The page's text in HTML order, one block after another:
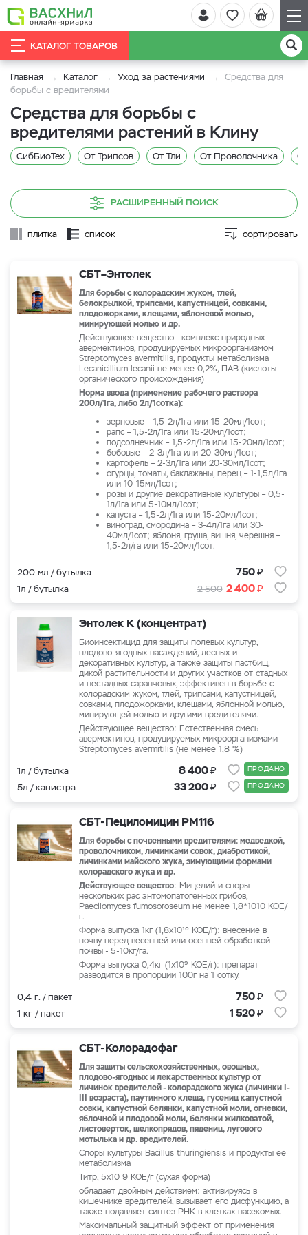
КАТАЛОГ ТОВАРОВ
Главная Каталог Уход за растениями
Средства для
борьбы с вредителями
Средства для борьбы с
вредителями растений в Клину
СибБиоТех От Трипсов От Тли От Проволочника
РАСШИРЕННЫЙ ПОИСК
плитка список сортировать
СБТ–Энтолек
Для борьбы с колорадским жуком, тлей,
белокрылкой, трипсами, капустницей, совками,
плодожорками, клещами, яблоневой молью,
минирующей молью и др.
Действующее вещество - комплекс природных
авермектинов, продуцируемых микроорганизмом
Streptomyces avermitilis, продукты метаболизма
Lecanicillium lecanii не менее 0,2%, ПАВ (кислоты
органического происхождения)
Норма ввода (применение рабочего раствора
200л/1га, либо 2л/1сотка):
зерновые – 1,5-2л/1га или 15-20мл/1сот;
рапс – 1,5-2л/1га или 15-20мл/1сот;
подсолнечник – 1,5-2л/1га или 15-20мл/1сот;
бобовые – 2-3л/1га или 20-30мл/1сот;
картофель – 2-3л/1га или 20-30мл/1сот;
огурцы, томаты, баклажаны, перец – 1-1,5л/1га
или 10-15мл/1сот;
розы и другие декоративные культуры – 0,5-
1л/1га или 5-10мл/1сот;
капуста – 1,5-2л/1га или 15-20мл/1сот;
виноград, смородина – 3-4л/1га или 30-
40мл/1сот; яблоня, груша, вишня, черешня –
1,5-2л/га или 15-20мл/1сот.
200 мл / бутылка 750₽
1л / бутылка 2 500 2 400₽
Энтолек К (концентрат)
Биоинсектицид для защиты полевых культур,
плодово-ягодных насаждений, лесных и
декоративных культур, а также защиты пастбищ,
дикой растительности и других участков от стадных
и нестадных саранчовых, эффективен в борьбе с
колорадским жуком, тлей, трипсами, капустницей,
совками, плодожорками, клещами, яблонной молью,
минирующей молью и другими вредителями.
Действующее вещество: Естественная смесь
авермектинов, продуцируемых микроорганизмами
Streptomyces avermitilis (не менее 1,8 %)
1л / бутылка 8 400₽ ПРОДАНО
5л / канистра 33 200₽ ПРОДАНО
СБТ-Пециломицин РМ116
Для борьбы с почвенными вредителями: медведкой,
проволочником, личинками совок, диабротикой,
личинками майского жука, зимующими формами
колорадского жука и др.
Действующее вещество: Мицелий и споры
нескольких рас энтомопатогенных грибов,
Paecilomyces fumosoroseum не менее 1,8*1010 КОЕ/
г.
Форма выпуска 1кг (1,8х10¹⁰ КОЕ/г): внесение в
почву перед весенней или осенней обработкой
почвы - 5-10кг/га.
Форма выпуска 0,4кг (1х10⁹ КОЕ/г): препарат
разводится в пропорции 100г на 1 сотку.
0,4 г. / пакет 750₽
1 кг / пакет 1 520₽
СБТ-Колорадофаг
Для защиты сельскохозяйственных, овощных,
плодово-ягодных и лекарственных культур от
личинок вредителей - колорадского жука (личинки I-
III возраста), паутинного клеща, гусениц капустной
совки, капустной белянки, капустной моли, огневки,
яблочной и плодовой моли, белянки жилковатой,
листоверток, шелкопрядов, пядениц, лугового
мотылька и др. вредителей.
Споры культуры Bacillus thuringiensis и продукты ее
метаболизма
Титр, 5х10 9 КОЕ/г (сухая форма)
обладает двойным действием: активируясь в
кишечнике вредителей, вызывает его дисфункцию, а
также подавляет синтез РНК в клетках насекомых.
Максимальный защитный эффект от применения